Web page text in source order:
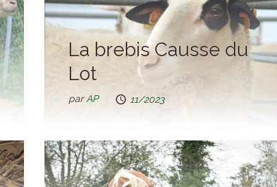
La brebis Causse du
Lot
parAP 11/2023